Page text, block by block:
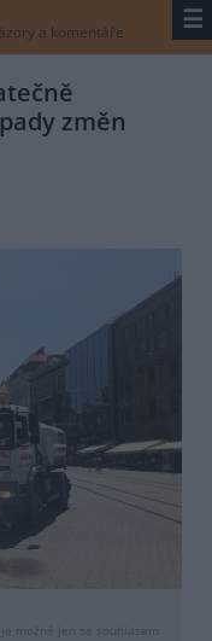
a komentáře ☰
změn
možné jen se souhlasem